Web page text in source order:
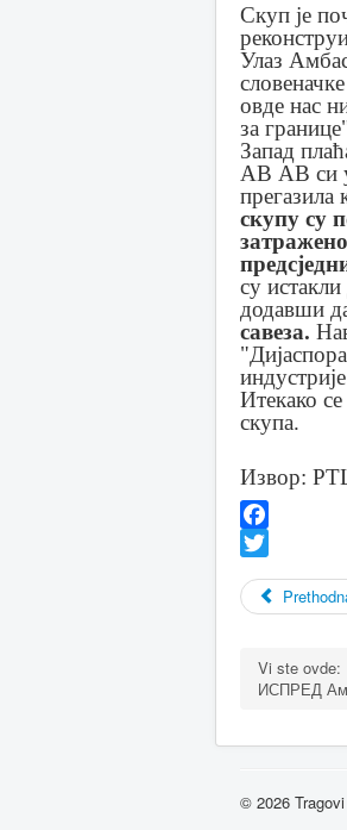
Скуп је
Улаз
овде нас
за
Запад
АВ АВ си
скупу су
су
додавши
савеза.
Итекако
скупа.
Извор:
Facebook
Vi ste ovde:
ИСПРЕД
© 2026